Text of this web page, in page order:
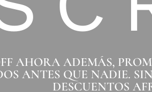
AHORA ADEMÁS,
ANTES QUE NADIE.
DESCUENTOS